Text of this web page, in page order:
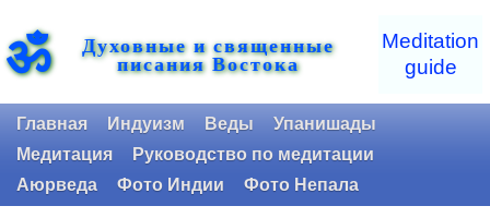
ॐ Духовные и священные
писания Востока
Meditation
guide
Главная Индуизм Веды
Упанишады
Медитация
Руководство по медитации
Аюрведа
Фото Индии Фото Непала